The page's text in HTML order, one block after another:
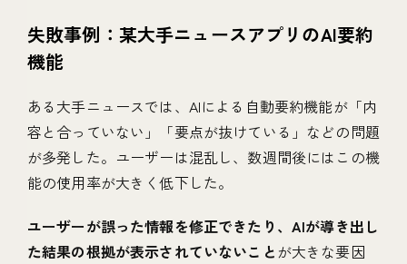
失敗事例：某大手ニュースアプリのAI要約
機能
ある大手ニュースでは、AIによる自動要約機能が「内
容と合っていない」「要点が抜けている」などの問題
が多発した。ユーザーは混乱し、数週間後にはこの機
能の使用率が大きく低下した。
ユーザーが誤った情報を修正できたり、AIが導き出し
た結果の根拠が表示されていないことが大きな要因